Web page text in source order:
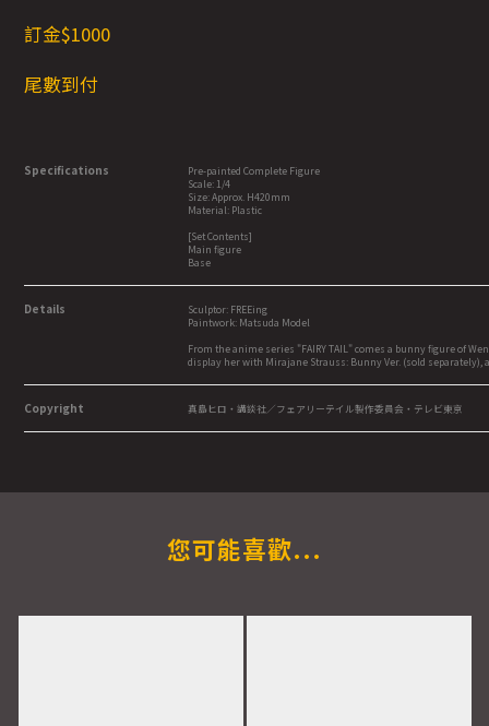
訂金$1000
尾數到付
Specifications
Pre-painted Complete Figure
Scale: 1/4
Size: Approx. H420mm
Material: Plastic
[Set Contents]
Main figure
Base
Details
Sculptor: FREEing
Paintwork: Matsuda Model
From the anime series "FAIRY TAIL" comes a bunny figure of
display her with Mirajane Strauss: Bunny Ver. (sold separately),
Copyright 真島ヒロ・講談社／フェアリーテイル製作委員会・テレビ東京
您可能喜歡...